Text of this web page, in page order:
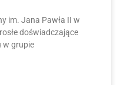
im. Jana Pawła II w
doświadczające
w grupie